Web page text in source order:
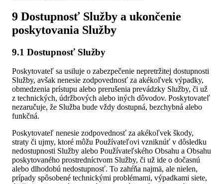
9 Dostupnosť Služby a ukončenie
poskytovania Služby
9.1 Dostupnosť Služby
Poskytovateľ sa usiluje o zabezpečenie nepretržitej dostupnosti
Služby, avšak nenesie zodpovednosť za akékoľvek výpadky,
obmedzenia prístupu alebo prerušenia prevádzky Služby, či už
z technických, údržbových alebo iných dôvodov. Poskytovateľ
nezaručuje, že Služba bude vždy dostupná, bezchybná alebo
funkčná.
Poskytovateľ nenesie zodpovednosť za akékoľvek škody,
straty či ujmy, ktoré môžu Používateľovi vzniknúť v dôsledku
nedostupnosti Služby alebo Používateľského Obsahu a Obsahu
poskytovaného prostredníctvom Služby, či už ide o dočasnú
alebo dlhodobú nedostupnosť. To zahŕňa najmä, ale nielen,
prípady spôsobené technickými problémami, výpadkami siete,